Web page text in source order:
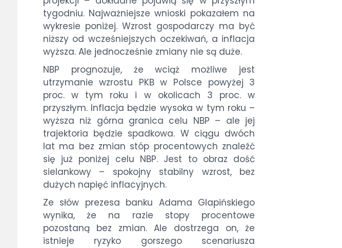
tygodniu. Najważniejsze wnioski pokazałem na
wykresie poniżej. Wzrost gospodarczy ma być
niższy od wcześniejszych oczekiwań, a inflacja
wyższa. Ale jednocześnie zmiany nie są duże.
NBP prognozuje, że wciąż możliwe jest
utrzymanie wzrostu PKB w Polsce powyżej 3
proc. w tym roku i w okolicach 3 proc. w
przyszłym. Inflacja będzie wysoka w tym roku –
wyższa niż górna granica celu NBP – ale jej
trajektoria będzie spadkowa. W ciągu dwóch
lat ma bez zmian stóp procentowych znaleźć
się już poniżej celu NBP. Jest to obraz dość
sielankowy – spokojny stabilny wzrost, bez
dużych napięć inflacyjnych.
Ze słów prezesa banku Adama Glapińskiego
wynika, że na razie stopy procentowe
pozostaną bez zmian. Ale dostrzega on, że
istnieje ryzyko gorszego scenariusza